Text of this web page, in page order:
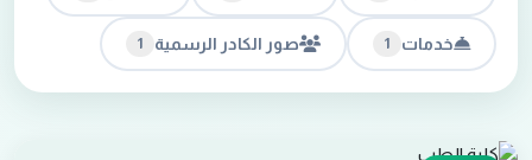
خدمات 1 صور الكادر الرسمية 1